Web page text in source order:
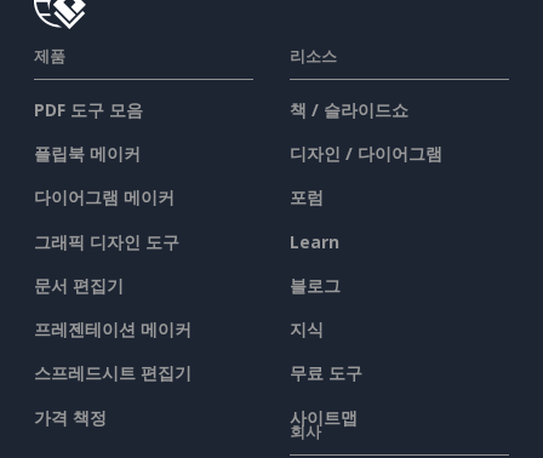
제품
PDF 도구 모음
플립북 메이커
다이어그램 메이커
그래픽 디자인 도구
문서 편집기
프레젠테이션 메이커
스프레드시트 편집기
가격 책정
리소스
책 / 슬라이드쇼
디자인 / 다이어그램
포럼
Learn
블로그
지식
무료 도구
사이트맵
회사